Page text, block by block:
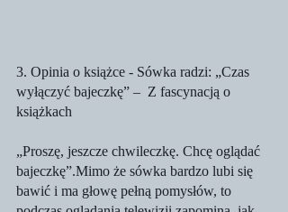
3. Opinia o książce - Sówka radzi: „Czas
wyłączyć bajeczkę” –  Z fascynacją o
książkach
„Proszę, jeszcze chwileczkę. Chcę oglądać
bajeczkę”.Mimo że sówka bardzo lubi się
bawić i ma głowę pełną pomysłów, to